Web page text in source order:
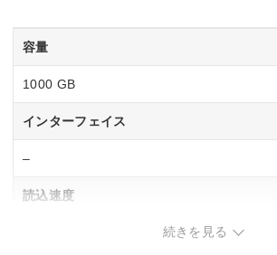
容量
1000 GB
インターフェイス
–
読込速度
続きを見る